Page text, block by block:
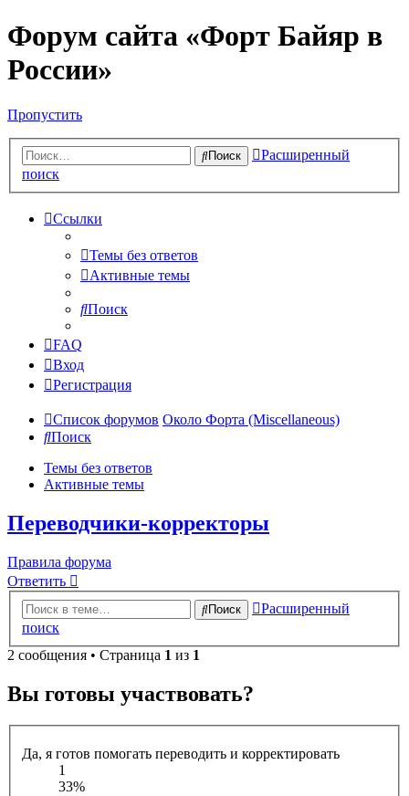
Форум сайта «Форт Байяр в
России»
Пропустить
Поиск
Расширенный
поиск
Ссылки
Темы без ответов
Активные темы
Поиск
FAQ
Вход
Регистрация
Список форумов Около Форта (Miscellaneous)
Поиск
Темы без ответов
Активные темы
Переводчики-корректоры
Правила форума
Ответить
Поиск
Расширенный
поиск
2 сообщения • Страница 1 из 1
Вы готовы участвовать?
Да, я готов помогать переводить и корректировать
1
33%